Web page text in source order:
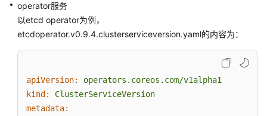
南
概
述
服
务
operator服务
以etcd operator为例，
etcdoperator.v0.9.4.clusterserviceversion.yaml的内容为：
apiVersion:
operators.coreos.com/v1alpha1
kind:
ClusterServiceVersion
metadata: